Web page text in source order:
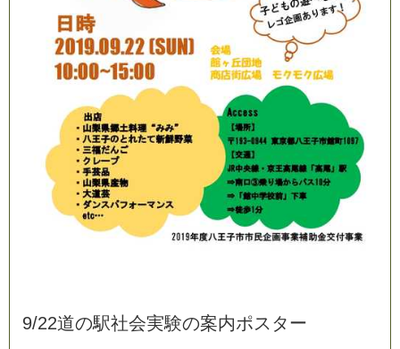
9/22道の駅社会実験の案内ポス ター